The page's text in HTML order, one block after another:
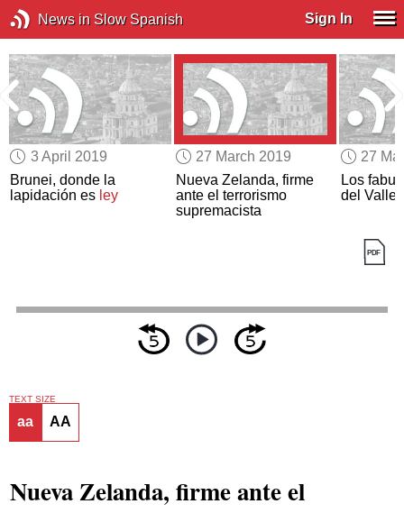
News in Slow Spanish Sign In
3 April 2019
Brunei, donde la
lapidación es ley
27 March 2019
Nueva Zelanda, firme
ante el terrorismo
supremacista
27
Los
del Valle
TEXT SIZE
aa AA
Nueva Zelanda, firme ante el